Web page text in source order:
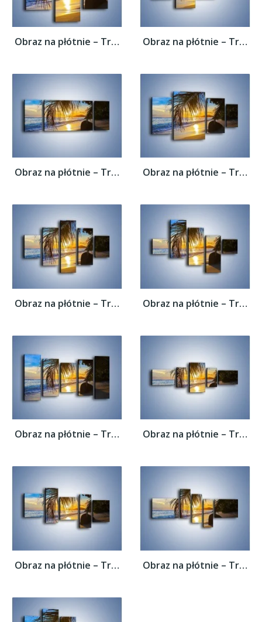
Obraz na płótnie – Tropikalna roślinność... Obraz na płótnie – Tropikalna roślinność...
Obraz na płótnie – Tropikalna roślinność... Obraz na płótnie – Tropikalna roślinność...
Obraz na płótnie – Tropikalna roślinność... Obraz na płótnie – Tropikalna roślinność...
Obraz na płótnie – Tropikalna roślinność... Obraz na płótnie – Tropikalna roślinność...
Obraz na płótnie – Tropikalna roślinność... Obraz na płótnie – Tropikalna roślinność...